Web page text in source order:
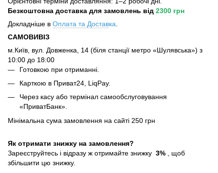
Безкоштовна доставка для замовлень від 2300 грн
Докладніше в Оплата та Доставка
САМОВИВІЗ
м.Київ, вул. Довженка, 14 (біля станції метро «Шулявська») з
10:00 до 18:00
Готовкою при отриманні.
Карткою в Приват24, LiqPay.
Через касу або термінал самообслуговування
«ПриватБанк».
Мінімальна сума замовлення на сайті 250 грн
Як отримати знижку на замовлення?
Зареєструйтесь і відразу ж отримайте знижку 3% , щоб
збільшити цю знижку.